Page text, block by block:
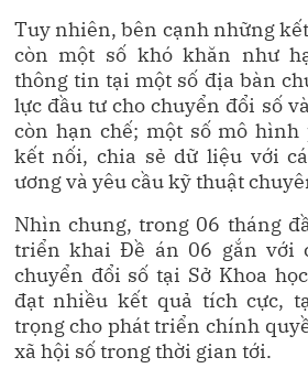
Tuy nhiên, bên cạnh những
còn một số khó khăn như
thông tin tại một số địa bàn
lực đầu tư cho chuyển đổi số
còn hạn chế; một số mô
kết nối, chia sẻ dữ liệu với
ương và yêu cầu kỹ thuật
Nhìn chung, trong 06 tháng
triển khai Đề án 06 gắn với
chuyển đổi số tại Sở Khoa
đạt nhiều kết quả tích cực,
trọng cho phát triển chính
xã hội số trong thời gian tới.